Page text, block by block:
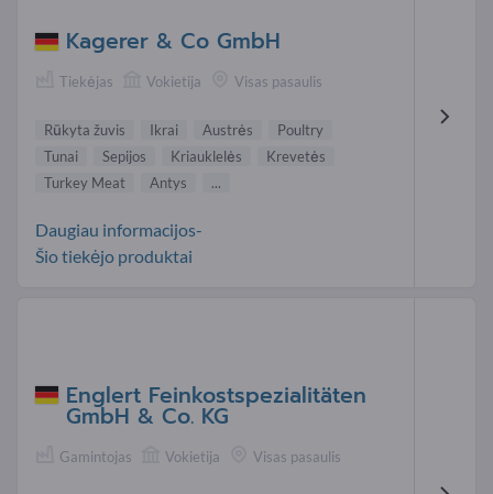
Kagerer & Co GmbH
Tiekėjas Vokietija Visas pasaulis
Rūkyta žuvis Ikrai Austrės
Poultry
Tunai
Sepijos Kriauklelės
Krevetės
Turkey Meat
Antys ...
Daugiau informacijos-
Šio tiekėjo produktai
Englert Feinkostspezialitäten
GmbH & Co. KG
Gamintojas Vokietija Visas pasaulis